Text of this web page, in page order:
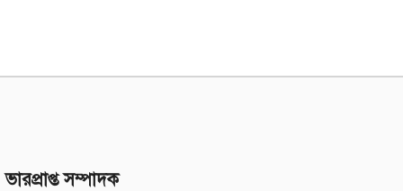
ভারপ্রাপ্ত সম্পাদক